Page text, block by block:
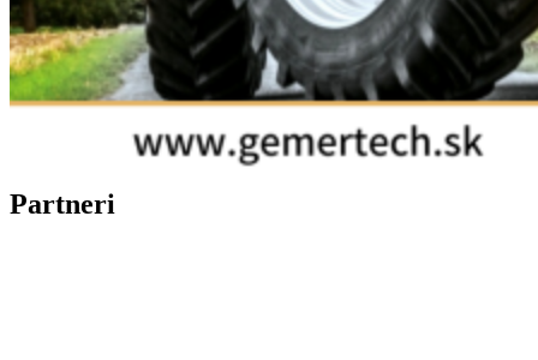
Partneri